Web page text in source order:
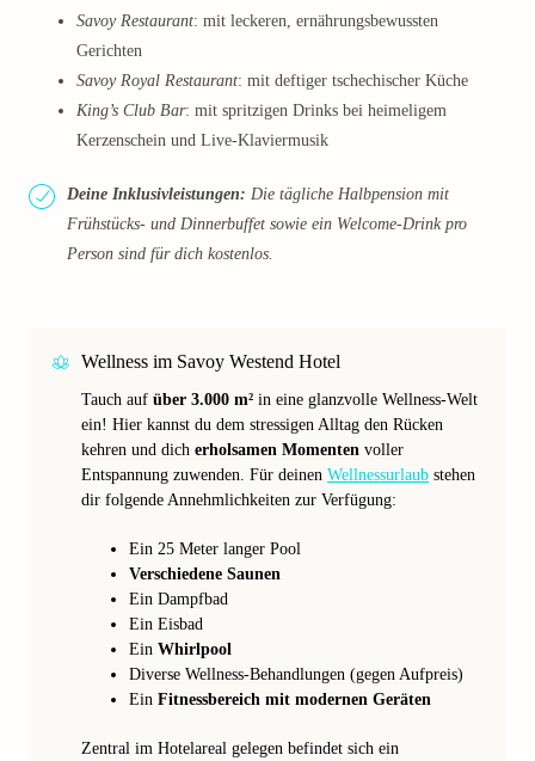
Savoy Restaurant: mit leckeren, ernährungsbewussten
Gerichten
Savoy Royal Restaurant: mit deftiger tschechischer Küche
King’s Club Bar: mit spritzigen Drinks bei heimeligem
Kerzenschein und Live-Klaviermusik
Deine Inklusivleistungen: Die tägliche Halbpension mit
Frühstücks- und Dinnerbuffet sowie ein Welcome-Drink pro
Person sind für dich kostenlos.
Wellness im Savoy Westend Hotel
Tauch auf über 3.000 m² in eine glanzvolle Wellness-Welt
ein! Hier kannst du dem stressigen Alltag den Rücken
kehren und dich erholsamen Momenten voller
Entspannung zuwenden. Für deinen Wellnessurlaub stehen
dir folgende Annehmlichkeiten zur Verfügung:
Ein 25 Meter langer Pool
Verschiedene Saunen
Ein Dampfbad
Ein Eisbad
Ein Whirlpool
Diverse Wellness-Behandlungen (gegen Aufpreis)
Ein Fitnessbereich mit modernen Geräten
Zentral im Hotelareal gelegen befindet sich ein